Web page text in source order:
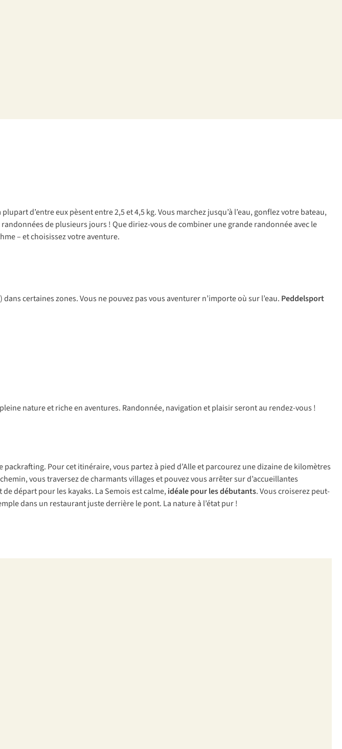
plupart d’entre eux pèsent entre 2,5 et 4,5 kg. Vous marchez jusqu’à l’eau, gonflez votre bateau,
de plusieurs jours ! Que diriez-vous de combiner une grande randonnée avec le
– et choisissez votre aventure.
certaines zones. Vous ne pouvez pas vous aventurer n’importe où sur l’eau. Peddelsport
nature et riche en aventures. Randonnée, navigation et plaisir seront au rendez-vous !
Pour cet itinéraire, vous partez à pied d’Alle et parcourez une dizaine de kilomètres
vous traversez de charmants villages et pouvez vous arrêter sur d’accueillantes
départ pour les kayaks. La Semois est calme,idéale pour les débutants. Vous croiserez peut-
dans un restaurant juste derrière le pont. La nature à l’état pur !